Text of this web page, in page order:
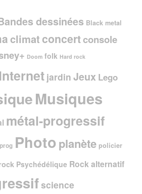
dessinées Black metal
climat concertconsole
Doom folk Hard rock
jardin Jeux Lego
Musiques
métal-progressif
Photo planète policier
Psychédélique Rock alternatif
science